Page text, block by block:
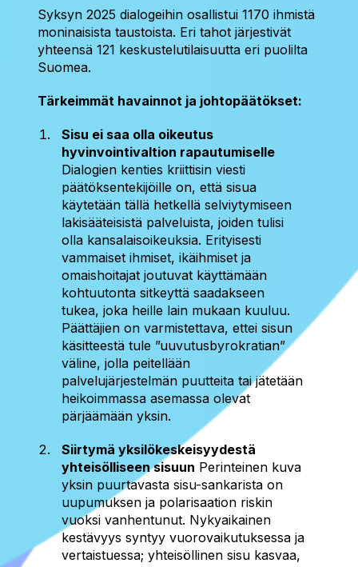
Syksyn 2025 dialogeihin osallistui 1170 ihmistä
moninaisista taustoista. Eri tahot järjestivät
yhteensä 121 keskustelutilaisuutta eri puolilta
Suomea.
Tärkeimmät havainnot ja johtopäätökset:
Sisu ei saa olla oikeutus
hyvinvointivaltion rapautumiselle
Dialogien kenties kriittisin viesti
päätöksentekijöille on, että sisua
käytetään tällä hetkellä selviytymiseen
lakisääteisistä palveluista, joiden tulisi
olla kansalaisoikeuksia. Erityisesti
vammaiset ihmiset, ikäihmiset ja
omaishoitajat joutuvat käyttämään
kohtuutonta sitkeyttä saadakseen
tukea, joka heille lain mukaan kuuluu.
Päättäjien on varmistettava, ettei sisun
käsitteestä tule ”uuvutusbyrokratian”
väline, jolla peitellään
palvelujärjestelmän puutteita tai jätetään
heikoimmassa asemassa olevat
pärjäämään yksin.
Siirtymä yksilökeskeisyydestä
yhteisölliseen sisuun Perinteinen kuva
yksin puurtavasta sisu-sankarista on
uupumuksen ja polarisaation riskin
vuoksi vanhentunut. Nykyaikainen
kestävyys syntyy vuorovaikutuksessa ja
vertaistuessa; yhteisöllinen sisu kasvaa,